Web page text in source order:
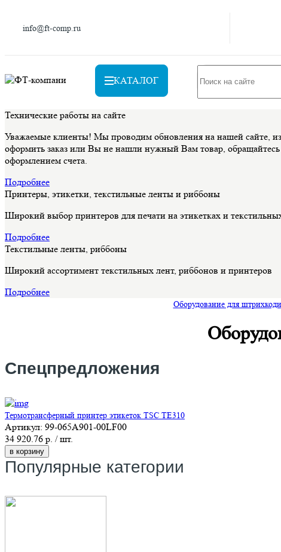
info@ft-comp.ru
КАТАЛОГ
Технические работы на сайте
Уважаемые клиенты! Мы проводим обновления на нашей сайте,
оформить заказ или Вы не нашли нужный Вам товар,
оформлением счета.
Подробнее
Принтеры, этикетки, текстильные ленты и риббоны
Широкий выбор принтеров для печати на этикетках и
Подробнее
Текстильные ленты, риббоны
Широкий ассортимент текстильных лент, риббонов и принтеров
Подробнее
Оборудование для
Спецпредложения
Термотрансферный принтер этикеток TSC TE310
Артикул: 99-065A901-00LF00
34 920.76 р. / шт.
в корзину
Популярные категории